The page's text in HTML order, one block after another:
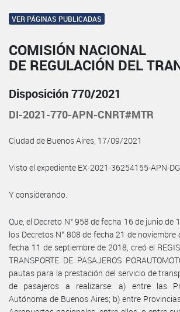
VER PÁGINAS PUBLICADAS
COMISIÓN NACIONAL
DE REGULACIÓN DEL
Disposición 770/2021
DI-2021-770-APN-CNRT#MTR
Ciudad de Buenos Aires, 17/09/2021
Visto el expediente EX-2021-36254155-APN-
Y considerando.
Que, el Decreto N° 958 de fecha 16 de junio
los Decretos N° 808 de fecha 21 de noviembre
fecha 11 de septiembre de 2018, creó el
TRANSPORTE DE PASAJEROS
pautas para la prestación del servicio de
de pasajeros a realizarse: a) entre las
Autónoma de Buenos Aires; b) entre